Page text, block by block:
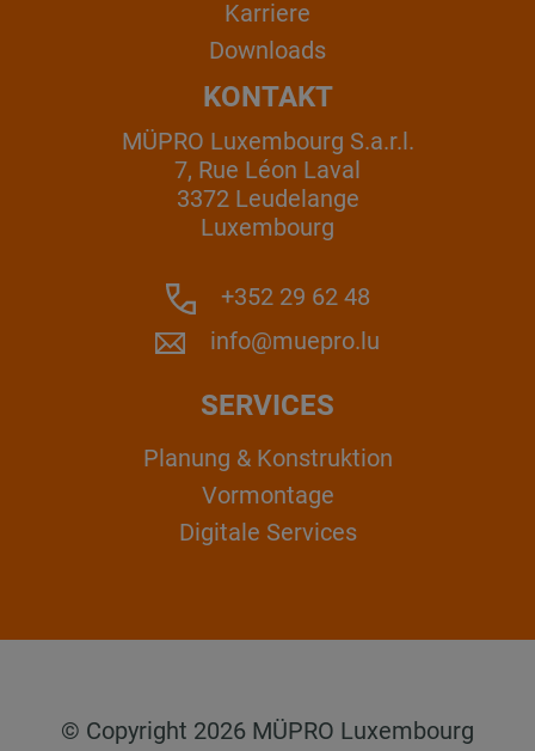
Karriere
Downloads
KONTAKT
MÜPRO Luxembourg S.a.r.l.
7, Rue Léon Laval
3372 Leudelange
Luxembourg
+352 29 62 48
info@muepro.lu
SERVICES
Planung & Konstruktion
Vormontage
Digitale Services
© Copyright 2026 MÜPRO Luxembourg